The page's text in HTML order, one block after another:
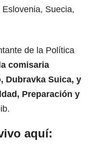
Suecia,
de la Política
comisaria
Dubravka Suica, y
Preparación y
aquí: